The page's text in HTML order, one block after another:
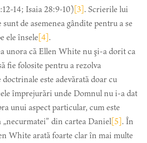
14; Isaia 28:9-10)[3]. Scrierile lui
de asemenea gândite pentru a se
ele însele[4].
unora că Ellen White nu şi-a dorit ca
fie folosite pentru a rezolva
este adevărată doar cu
împrejurări unde Domnul nu i-a dat
unui aspect particular, cum este
din cartea Daniel[5]. În
White arată foarte clar în mai multe